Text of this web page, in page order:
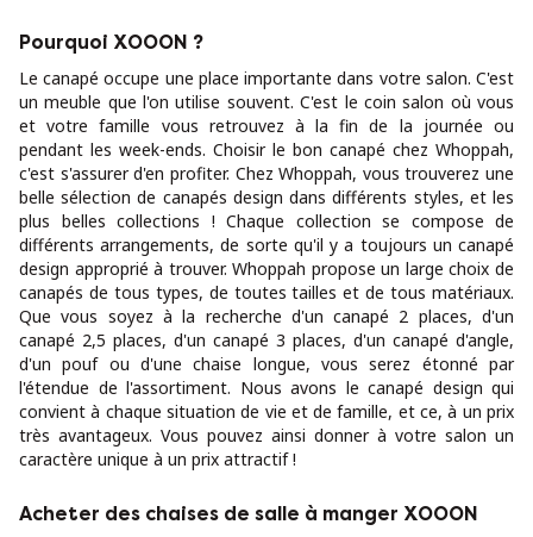
Pourquoi XOOON ?
Le canapé occupe une place importante dans votre salon. C'est
un meuble que l'on utilise souvent. C'est le coin salon où vous
et votre famille vous retrouvez à la fin de la journée ou
pendant les week-ends. Choisir le bon canapé chez Whoppah,
c'est s'assurer d'en profiter. Chez Whoppah, vous trouverez une
belle sélection de canapés design dans différents styles, et les
plus belles collections ! Chaque collection se compose de
différents arrangements, de sorte qu'il y a toujours un canapé
design approprié à trouver. Whoppah propose un large choix de
canapés de tous types, de toutes tailles et de tous matériaux.
Que vous soyez à la recherche d'un canapé 2 places, d'un
canapé 2,5 places, d'un canapé 3 places, d'un canapé d'angle,
d'un pouf ou d'une chaise longue, vous serez étonné par
l'étendue de l'assortiment. Nous avons le canapé design qui
convient à chaque situation de vie et de famille, et ce, à un prix
très avantageux. Vous pouvez ainsi donner à votre salon un
caractère unique à un prix attractif !
Acheter des chaises de salle à manger XOOON